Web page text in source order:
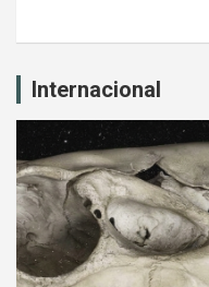
Internacional